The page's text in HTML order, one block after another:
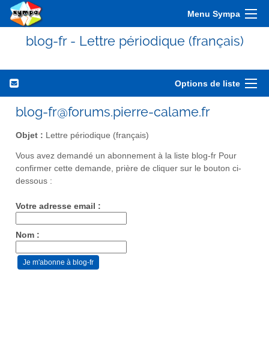
Menu Sympa
blog-fr - Lettre périodique (français)
Options de liste
blog-fr@forums.pierre-calame.fr
Objet : Lettre périodique (français)
Vous avez demandé un abonnement à la liste blog-fr Pour
confirmer cette demande, prière de cliquer sur le bouton ci-
dessous :
Votre adresse email :
Nom :